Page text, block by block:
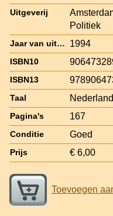
Uitgeverij
Politiek
Jaar van uitgave 1994
ISBN10
ISBN13
Taal
Pagina's 167
Conditie Goed
Prijs € 6,00
Toevoegen